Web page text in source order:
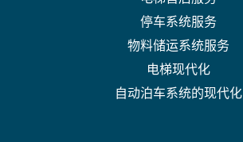
停车系统服务
物料储运系统服务
电梯现代化
自动泊车系统的现代化